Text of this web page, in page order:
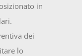
in
dei
lo